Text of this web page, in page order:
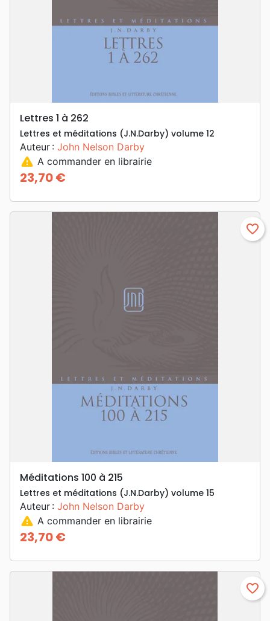
Lettres 1 à 262
Lettres et méditations (J.N.Darby) volume 12
Auteur : John Nelson Darby
warning A commander en librairie
Prix
23,70 €
favorite_border
Méditations 100 à 215
Lettres et méditations (J.N.Darby) volume 15
Auteur : John Nelson Darby
warning A commander en librairie
Prix
23,70 €
favorite_border